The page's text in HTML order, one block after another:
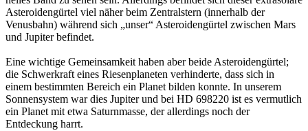
Asteroidengürtel viel näher beim Zentralstern (innerhalb der
Venusbahn) während sich „unser“ Asteroidengürtel zwischen Mars
und Jupiter befindet.
Eine wichtige Gemeinsamkeit haben aber beide Asteroidengürtel;
die Schwerkraft eines Riesenplaneten verhinderte, dass sich in
einem bestimmten Bereich ein Planet bilden konnte. In unserem
Sonnensystem war dies Jupiter und bei HD 698220 ist es vermutlich
ein Planet mit etwa Saturnmasse, der allerdings noch der
Entdeckung harrt.